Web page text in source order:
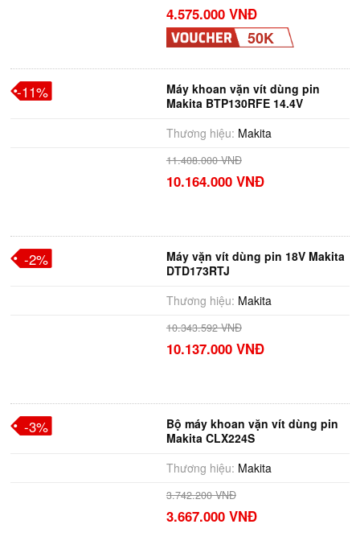
4.575.000 VNĐ
50K
Máy khoan vặn vít dùng pin
Makita BTP130RFE 14.4V
Thương hiệu: Makita
11.408.000 VNĐ
10.164.000 VNĐ
-11%
Máy vặn vít dùng pin 18V Makita
DTD173RTJ
Thương hiệu: Makita
10.343.592 VNĐ
10.137.000 VNĐ
-2%
Bộ máy khoan vặn vít dùng pin
Makita CLX224S
Thương hiệu: Makita
3.742.200 VNĐ
3.667.000 VNĐ
-3%